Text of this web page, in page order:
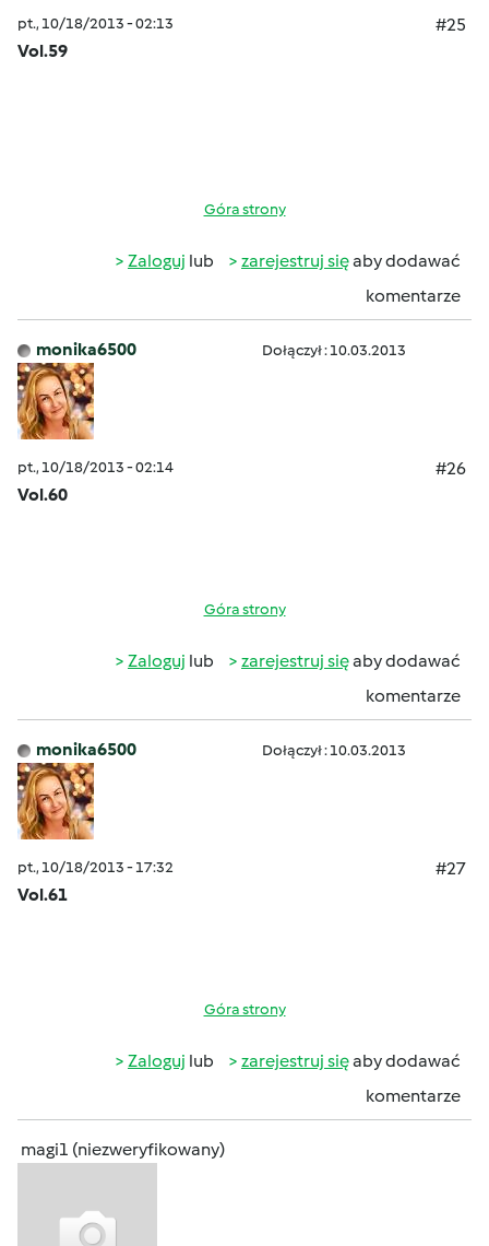
pt., 10/18/2013 - 02:13
#25
Vol.59
Góra strony
Zaloguj lub zarejestruj sięaby dodawać
komentarze
monika6500 Dołączył : 10.03.2013
pt., 10/18/2013 - 02:14
#26
Vol.60
Góra strony
Zaloguj lub zarejestruj sięaby dodawać
komentarze
monika6500 Dołączył : 10.03.2013
pt., 10/18/2013 - 17:32
#27
Vol.61
Góra strony
Zaloguj lub zarejestruj sięaby dodawać
komentarze
magi1 (niezweryfikowany)